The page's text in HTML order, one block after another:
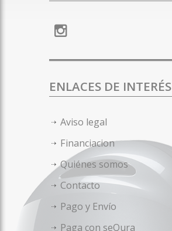
ENLACES DE INTERÉS
Aviso legal
Financiacion
Quiénes somos
Contacto
Pago y Envío
Paga con seQura